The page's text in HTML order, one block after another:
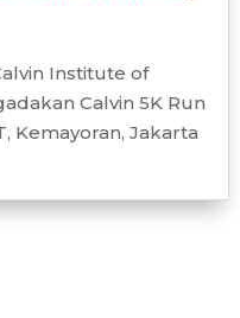
Institute of
Calvin 5K Run
Kemayoran, Jakarta